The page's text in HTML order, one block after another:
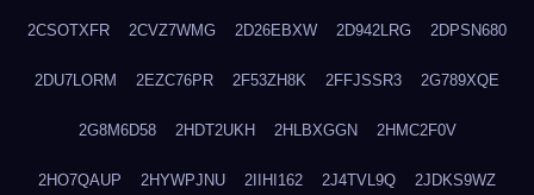
2CSOTXFR 2CVZ7WMG 2D26EBXW 2D942LRG 2DPSN680
2DU7LORM 2EZC76PR 2F53ZH8K 2FFJSSR3 2G789XQE
2G8M6D58 2HDT2UKH 2HLBXGGN 2HMC2F0V
2HO7QAUP 2HYWPJNU 2IIHI162 2J4TVL9Q 2JDKS9WZ